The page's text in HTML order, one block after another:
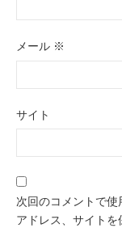
メール ※
サイト
次回のコメントで
アドレス、サイトを